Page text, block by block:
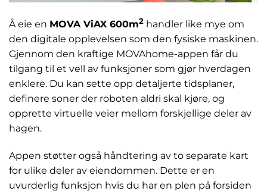
Å eie en MOVA ViAX 600m2 handler like mye om
den digitale opplevelsen som den fysiske maskinen.
Gjennom den kraftige MOVAhome-appen får du
tilgang til et vell av funksjoner som gjør hverdagen
enklere. Du kan sette opp detaljerte tidsplaner,
definere soner der roboten aldri skal kjøre, og
opprette virtuelle veier mellom forskjellige deler av
hagen.
Appen støtter også håndtering av to separate kart
for ulike deler av eiendommen. Dette er en
uvurderlig funksjon hvis du har en plen på forsiden